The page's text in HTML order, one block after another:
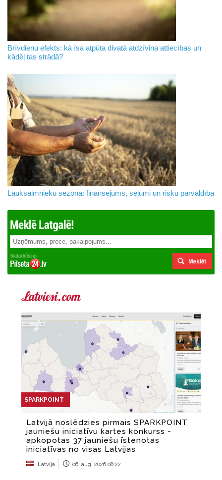
Brīvdienu efekts: kā īsa atpūta divatā atdzīvina attiecības un
kādēļ tas strādā?
Lauksaimnieku sezona: finansējums, sējumi un risku pārvaldība